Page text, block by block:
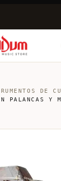
DE
PALANCAS Y